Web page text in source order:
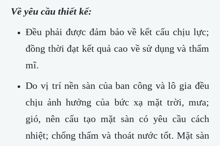
Về yêu cầu thiết kế:
Đều phải được đảm bảo về kết cấu chịu lực;
đồng thời đạt kết quả cao về sử dụng và thẩm
mĩ.
Do vị trí nền sàn của ban công và lô gia đều
chịu ảnh hưởng của bức xạ mặt trời, mưa;
gió, nên cấu tạo mặt sàn có yêu cầu cách
nhiệt; chống thấm và thoát nước tốt. Mặt sàn